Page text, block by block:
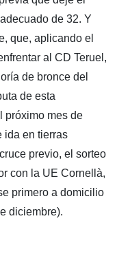
de 32. Y
que, aplicando el
al CD Teruel,
de bronce del
de esta
próximo mes de
ida en tierras
previo, el sorteo
con la UE Cornellà,
primero a domicilio
diciembre).